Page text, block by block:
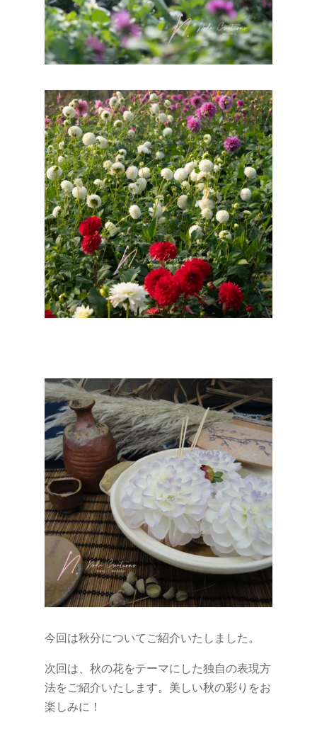
今回は秋分についてご紹介いたしました。
次回は、秋の花をテーマにした独自の表現方
法をご紹介いたします。美しい秋の彩りをお
楽しみに！